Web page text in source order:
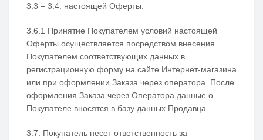
3.3 – 3.4. настоящей Оферты.
3.6.1 Принятие Покупателем условий настоящей
Оферты осуществляется посредством внесения
Покупателем соответствующих данных в
регистрационную форму на сайте Интернет-магазина
или при оформлении Заказа через оператора. После
оформления Заказа через Оператора данные о
Покупателе вносятся в базу данных Продавца.
3.7. Покупатель несет ответственность за